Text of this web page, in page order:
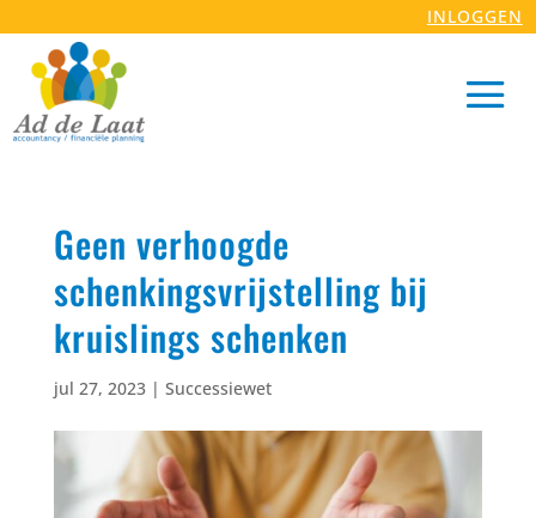
INLOGGEN
Geen verhoogde
schenkingsvrijstelling bij
kruislings schenken
jul 27, 2023| Successiewet